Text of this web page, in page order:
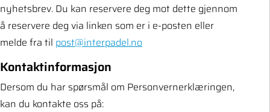
nyhetsbrev. Du kan reservere deg mot dette gjennom
å reservere deg via linken som er i e-posten eller
melde fra til post@interpadel.no
Kontaktinformasjon
Dersom du har spørsmål om Personvernerklæringen,
kan du kontakte oss på: